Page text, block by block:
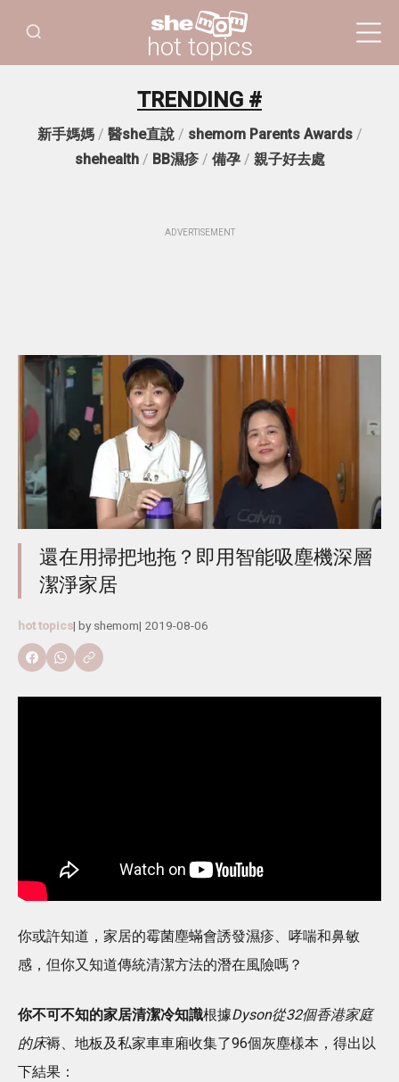
hot topics
TRENDING #
新手媽媽/ 醫she直說/ shemom Parents Awards/
shehealth/ BB濕疹/ 備孕/ 親子好去處
ADVERTISEMENT
還在用掃把地拖？即用智能吸塵機深層
潔淨家居
hot topics| by shemom| 2019-08-06
你或許知道，家居的霉菌塵蟎會誘發濕疹、哮喘和鼻敏
感，但你又知道傳統清潔方法的潛在風險嗎？
你不可不知的家居清潔冷知識根據Dyson從32個香港家庭
的床褥、地板及私家車車廂收集了96個灰塵樣本，得出以
下結果：